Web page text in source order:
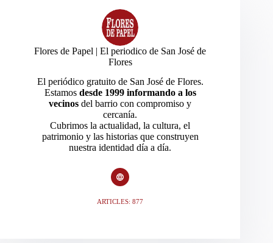
Flores de Papel | El periodico de San José de
Flores
El periódico gratuito de San José de Flores.
Estamos desde 1999 informando a los
vecinos del barrio con compromiso y
cercanía.
Cubrimos la actualidad, la cultura, el
patrimonio y las historias que construyen
nuestra identidad día a día.
ARTICLES: 877